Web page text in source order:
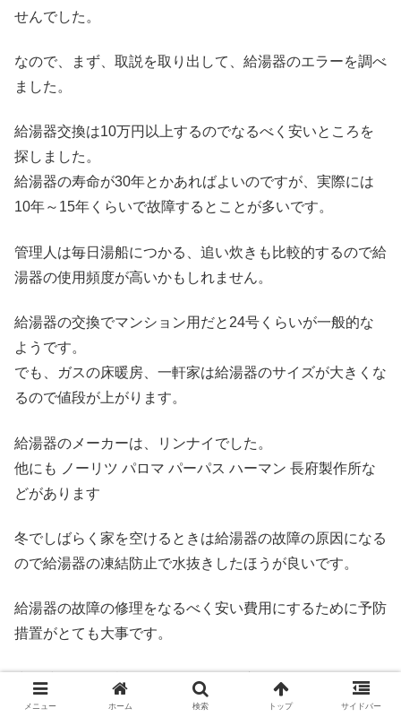
せんでした。
なので、まず、取説を取り出して、給湯器のエラーを調べ
ました。
給湯器交換は10万円以上するのでなるべく安いところを
探しました。
給湯器の寿命が30年とかあればよいのですが、実際には
10年～15年くらいで故障するとことが多いです。
管理人は毎日湯船につかる、追い炊きも比較的するので給
湯器の使用頻度が高いかもしれません。
給湯器の交換でマンション用だと24号くらいが一般的な
ようです。
でも、ガスの床暖房、一軒家は給湯器のサイズが大きくな
るので値段が上がります。
給湯器のメーカーは、リンナイでした。
他にも ノーリツ パロマ パーパス ハーマン 長府製作所な
どがあります
冬でしばらく家を空けるときは給湯器の故障の原因になる
ので給湯器の凍結防止で水抜きしたほうが良いです。
給湯器の故障の修理をなるべく安い費用にするために予防
措置がとても大事です。
少し時間的に余裕があるなら給湯器交換でホームセンター
で下調べするのもおすすめです。
メニュー ホーム 検索 トップ サイドバー